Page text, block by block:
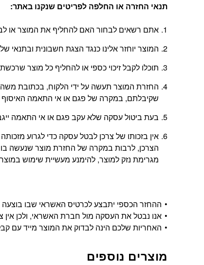
תנאי החזרה או החלפה לפריטים שנקנו באתר:
אתם רשאים לבחור האם להחליף את המוצר או
המוצר יוחזר אלינו כנגד הצגת חשבונית
תוכלו לקבל זיכוי כספי או להחליף כל מוצר שרכשתם באתר בתוך 14 יום
שקיבלתם, במקרה של פגם או אי התאמה האיסוף
בעת ביטול עסקה שלא עקב פגם או אי התאמה ייגבו דמי ביטול
אין בזכותו של צרכן לבטל עסקה כדי לגרוע
הצרכן, לרבות במקרה של החזרת מוצר שנעשה
מגרימת נזק למוצר, להימנע מעשיית שימוש במוצר
ההחזר הכספי יתבצע לכרטיס האשראי שבו בוצעה העסקה, ויתבצע
אנו נבטל את העסקה מול חברת האשראי, ולכן אין
האחריות שלכם הינה לבדוק את המוצר מייד עם
מוצרים נוספים